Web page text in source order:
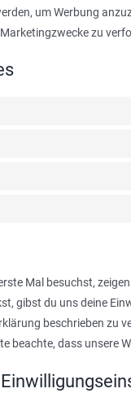
um Werbung
zu
Mal besuchst,
gibst du uns deine
beschrieben zu
beachte, dass unsere